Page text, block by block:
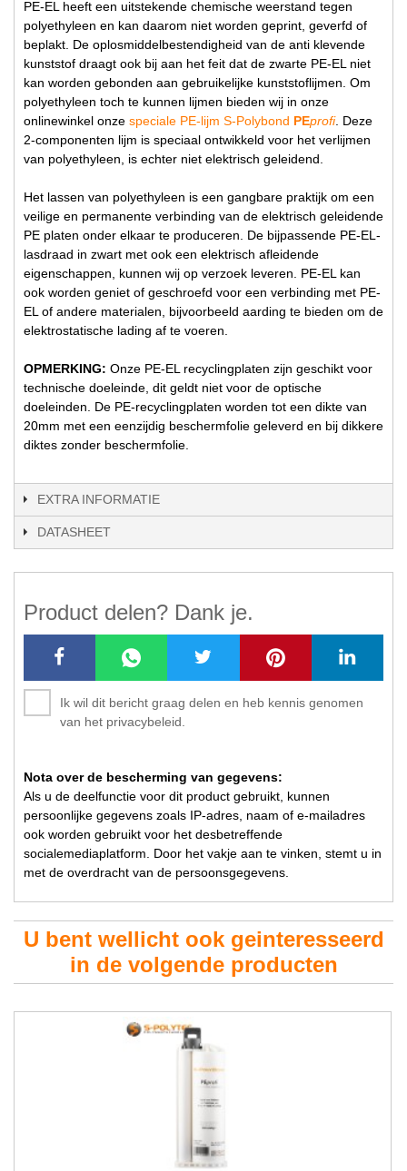
PE-EL heeft een uitstekende chemische weerstand tegen
polyethyleen en kan daarom niet worden geprint, geverfd of
beplakt. De oplosmiddelbestendigheid van de anti klevende
kunststof draagt ook bij aan het feit dat de zwarte PE-EL niet
kan worden gebonden aan gebruikelijke kunststoflijmen. Om
polyethyleen toch te kunnen lijmen bieden wij in onze
onlinewinkel onze speciale PE-lijm S-Polybond PEprofi. Deze
2-componenten lijm is speciaal ontwikkeld voor het verlijmen
van polyethyleen, is echter niet elektrisch geleidend.
Het lassen van polyethyleen is een gangbare praktijk om een
veilige en permanente verbinding van de elektrisch geleidende
PE platen onder elkaar te produceren. De bijpassende PE-EL-
lasdraad in zwart met ook een elektrisch afleidende
eigenschappen, kunnen wij op verzoek leveren. PE-EL kan
ook worden geniet of geschroefd voor een verbinding met PE-
EL of andere materialen, bijvoorbeeld aarding te bieden om de
elektrostatische lading af te voeren.
OPMERKING: Onze PE-EL recyclingplaten zijn geschikt voor
technische doeleinde, dit geldt niet voor de optische
doeleinden. De PE-recyclingplaten worden tot een dikte van
20mm met een eenzijdig beschermfolie geleverd en bij dikkere
diktes zonder beschermfolie.
EXTRA INFORMATIE
DATASHEET
Product delen? Dank je.
Ik wil dit bericht graag delen en heb kennis genomen
van het privacybeleid.
Nota over de bescherming van gegevens:
Als u de deelfunctie voor dit product gebruikt, kunnen
persoonlijke gegevens zoals IP-adres, naam of e-mailadres
ook worden gebruikt voor het desbetreffende
socialemediaplatform. Door het vakje aan te vinken, stemt u in
met de overdracht van de persoonsgegevens.
U bent wellicht ook geinteresseerd
in de volgende producten